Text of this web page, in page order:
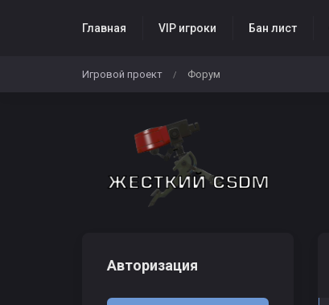
Главная VIP игроки Бан лист
Игровой проект / Форум
Авторизация